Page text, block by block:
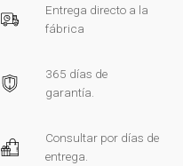
Entrega directo a la
fábrica
365 días de
garantía.
Consultar por días de
entrega.